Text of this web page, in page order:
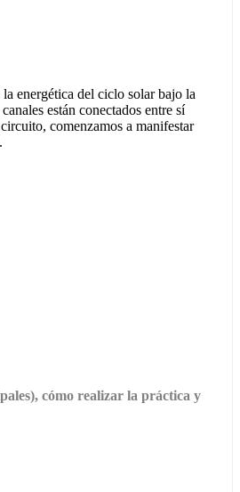
energética del ciclo solar bajo la
están conectados entre sí
comenzamos a manifestar
cómo realizar la práctica y